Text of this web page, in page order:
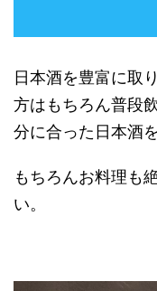
日本酒を豊富に取
方はもちろん普段
分に合った日本酒
もちろんお料理も
い。